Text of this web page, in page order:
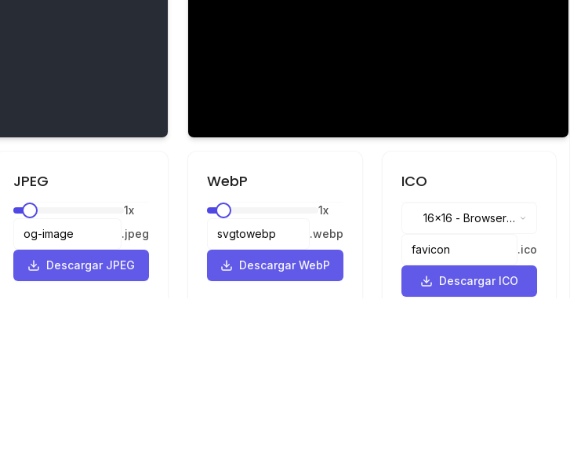
JPEG
1x
.jpeg
Descargar JPEG
WebP
1x
.webp
Descargar WebP
ICO
16x16 -Browser
.ico
Descargar ICO